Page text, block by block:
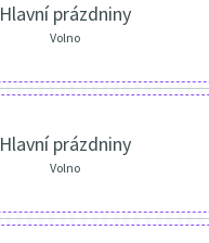
Hlavní prázdniny
Volno
Hlavní prázdniny
Volno